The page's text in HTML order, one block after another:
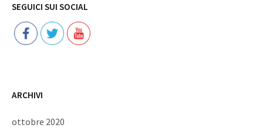
SEGUICI SUI SOCIAL
ARCHIVI
ottobre 2020